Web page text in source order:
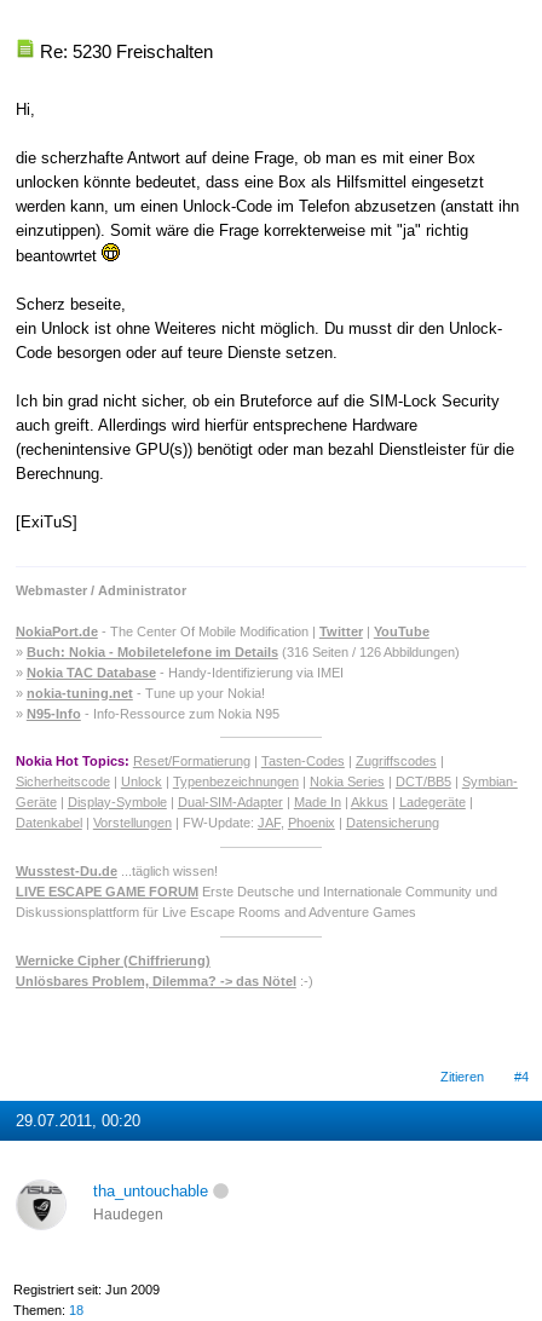
Re: 5230 Freischalten
Hi,
die scherzhafte Antwort auf deine Frage, ob man es mit einer Box
unlocken könnte bedeutet, dass eine Box als Hilfsmittel eingesetzt
werden kann, um einen Unlock-Code im Telefon abzusetzen (anstatt ihn
einzutippen). Somit wäre die Frage korrekterweise mit "ja" richtig
beantowrtet
Scherz beseite,
ein Unlock ist ohne Weiteres nicht möglich. Du musst dir den Unlock-
Code besorgen oder auf teure Dienste setzen.
Ich bin grad nicht sicher, ob ein Bruteforce auf die SIM-Lock Security
auch greift. Allerdings wird hierfür entsprechene Hardware
(rechenintensive GPU(s)) benötigt oder man bezahl Dienstleister für die
Berechnung.
[ExiTuS]
Webmaster / Administrator
NokiaPort.de- The Center Of Mobile Modification | Twitter| YouTube
» Buch: Nokia - Mobiletelefone im Details(316 Seiten / 126 Abbildungen)
» Nokia TAC Database- Handy-Identifizierung via IMEI
» nokia-tuning.net- Tune up your Nokia!
» N95-Info - Info-Ressource zum Nokia N95
Nokia Hot Topics: Reset/Formatierung| Tasten-Codes Zugriffscodes
Sicherheitscode| Unlock Typenbezeichnungen| Nokia Series DCT/BB5| Symbian-
Geräte| Display-Symbole| Dual-SIM-Adapter| Made In| Akkus Ladegeräte|
Datenkabel
Vorstellungen| FW-Update: JAF, Phoenix Datensicherung
Wusstest-Du.de...täglich wissen!
LIVE ESCAPE GAME FORUMErste Deutsche und Internationale Community und
Diskussionsplattform für Live Escape Rooms and Adventure Games
Wernicke Cipher (Chiffrierung)
Unlösbares Problem, Dilemma? -> das Nötel:-)
Zitieren #4
29.07.2011, 00:20
tha_untouchable
Haudegen
Registriert seit: Jun 2009
Themen: 18